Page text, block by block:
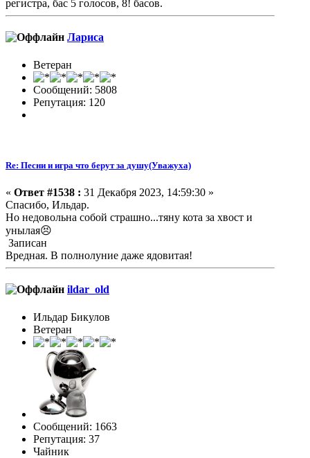
регистра, бас 5 голосов, 8! басов.
Лариса
Ветеран
Сообщений: 5808
Репутация: 120
Re: Песни и игра что берут за душу(Уважуха)
« Ответ #1538 : 31 Декабря 2023, 14:59:30 »
Спасибо, Ильдар.
Но недовольна собой страшно...тяну кота за хвост и
унылая😣
Записан
Вредная. В полнолуние даже ядовитая!
ildar_old
Ильдар Бикулов
Ветеран
Сообщений: 1663
Репутация: 37
Чайник